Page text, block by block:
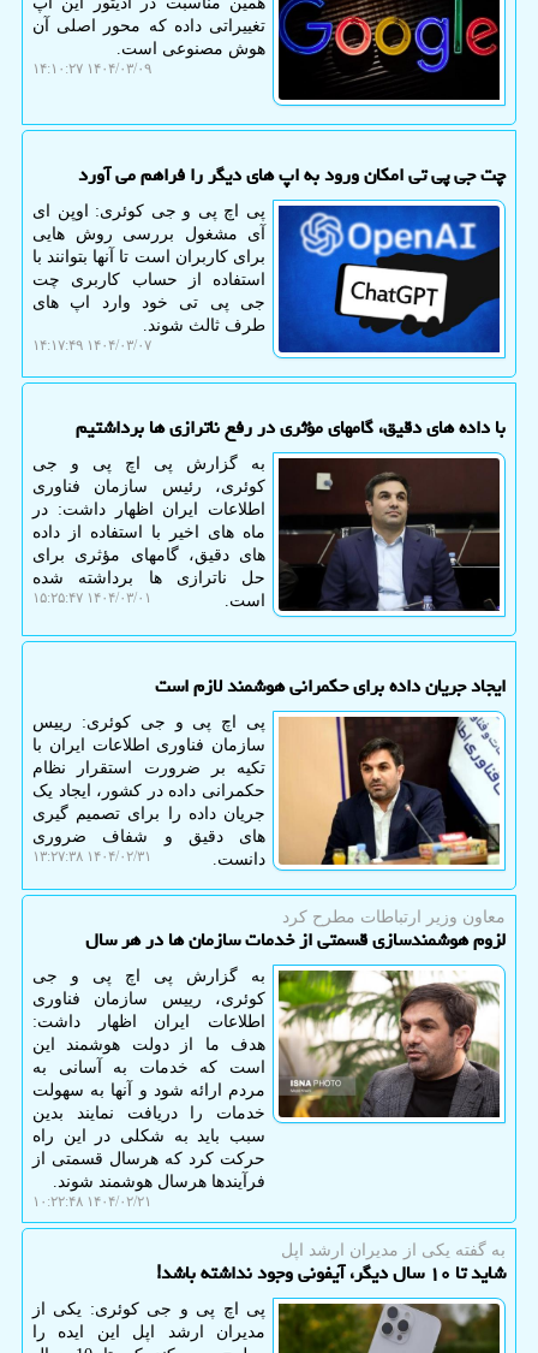
تغییراتی داده که محور اصلی آن
هوش مصنوعی است.
۱۴۰۴/۰۳/۰۹ ۱۴:۱۰:۲۷
چت جی پی تی امکان ورود به اپ های دیگر را فراهم می آورد
پی اچ پی و جی کوئری: اوپن ای
آی مشغول بررسی روش هایی
برای کاربران است تا آنها بتوانند با
استفاده از حساب کاربری چت
جی پی تی خود وارد اپ های
طرف ثالث شوند.
۱۴۰۴/۰۳/۰۷ ۱۴:۱۷:۴۹
با داده های دقیق، گامهای مؤثری در رفع ناترازی ها برداشتیم
به گزارش پی اچ پی و جی
کوئری، رئیس سازمان فناوری
اطلاعات ایران اظهار داشت: در
ماه های اخیر با استفاده از داده
های دقیق، گامهای مؤثری برای
حل ناترازی ها برداشته شده
است.
۱۴۰۴/۰۳/۰۱ ۱۵:۲۵:۴۷
ایجاد جریان داده برای حکمرانی هوشمند لازم است
پی اچ پی و جی کوئری: رییس
سازمان فناوری اطلاعات ایران با
تکیه بر ضرورت استقرار نظام
حکمرانی داده در کشور، ایجاد یک
جریان داده را برای تصمیم گیری
های دقیق و شفاف ضروری
دانست.
۱۴۰۴/۰۲/۳۱ ۱۳:۲۷:۳۸
معاون وزیر ارتباطات مطرح كرد
لزوم هوشمندسازی قسمتی از خدمات سازمان ها در هر سال
به گزارش پی اچ پی و جی
کوئری، رییس سازمان فناوری
اطلاعات ایران اظهار داشت:
هدف ما از دولت هوشمند این
است که خدمات به آسانی به
مردم ارائه شود و آنها به سهولت
خدمات را دریافت نمایند بدین
سبب باید به شکلی در این راه
حرکت کرد که هرسال قسمتی از
فرآیندها هرسال هوشمند شوند.
۱۴۰۴/۰۲/۲۱ ۱۰:۲۲:۴۸
به گفته یكی از مدیران ارشد اپل
شاید تا ۱۰ سال دیگر، آیفونی وجود نداشته باشد!
پی اچ پی و جی کوئری: یکی از
مدیران ارشد اپل این ایده را